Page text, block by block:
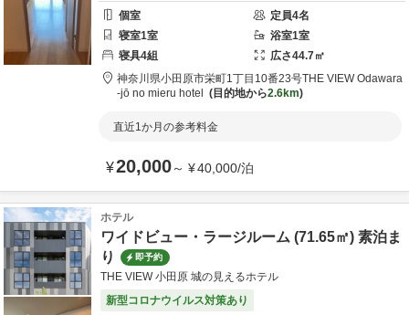
個室 定員4名
寝室1室 浴室1室
寝具4組 広さ44.7㎡
神奈川県小田原市栄町1丁目10番23号THE VIEW Odawara
-jō no mieru hotel
目的地から2.6km
直近1か月の参考料金
¥20,000～ ¥40,000/泊
ホテル
ワイドビュー・ラージルーム (71.65㎡) 素泊ま
り
即予約
THE VIEW 小田原 城の見えるホテル
新型コロナウイルス対策あり